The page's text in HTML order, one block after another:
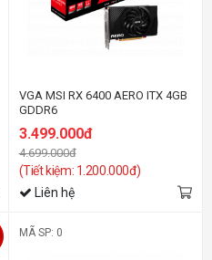
VGA MSI RX 6400 AERO ITX 4GB
GDDR6
3.499.000đ
4.699.000đ
(Tiết kiệm: 1.200.000đ)
Liên hệ
MÃ SP: 0